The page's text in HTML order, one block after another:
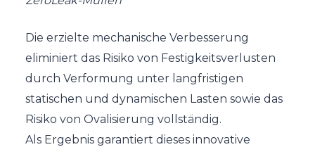
Die erzielte mechanische Verbesserung
eliminiert das Risiko von Festigkeitsverlusten
durch Verformung unter langfristigen
statischen und dynamischen Lasten sowie das
Risiko von Ovalisierung vollständig.
Als Ergebnis garantiert dieses innovative